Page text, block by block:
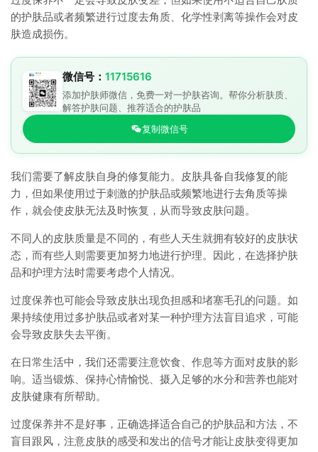
的护肤品或者频繁进行过度去角质、化学性剥离等操作会对皮
肤造成损伤。
微信号： 11715616
添加护肤师微信，免费一对一护肤咨询。帮你分析肤质、
解答护肤问题、推荐适合的护肤品
复制微信号
我们需要了解皮肤自身的修复能力。皮肤具备自我修复的能
力，但如果使用过于刺激的护肤品或频繁地进行去角质等操
作，就会使皮肤无法及时恢复，从而导致皮肤问题。
不同人的皮肤质量是不同的，有些人天生就拥有较好的皮肤状
态，而有些人则需要更加努力地进行护理。因此，在选择护肤
品和护理方法时需要考虑个人情况。
过度保养也可能会导致皮肤出现负担感和堵塞毛孔的问题。如
果持续使用过多护肤品或者对某一种护理方法盲目追求，可能
会导致皮肤失去平衡。
在日常生活中，我们还需要注意饮食、作息等方面对皮肤的影
响。适当锻炼、保持心情愉悦、摄入足够的水分和营养也能对
皮肤健康有所帮助。
过度保养并不是好事，正确选择适合自己的护肤品和方法，不
盲目跟风，注意皮肤的感受和发出的信号才能让皮肤变得更加